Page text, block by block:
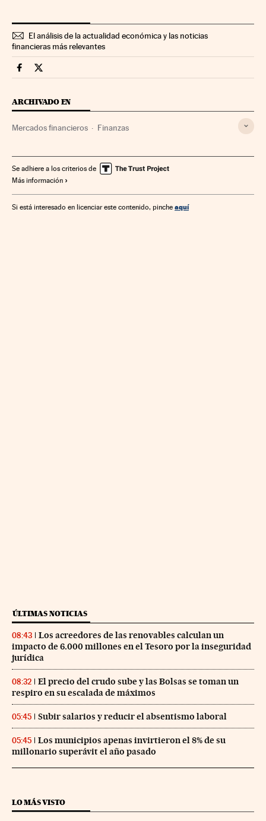
El análisis de la actualidad económica y las noticias
financieras más relevantes
Mercados Financieros Cinco Días en Facebook
Mercados Financieros Cinco Días en Twitter
ARCHIVADO EN
Mercados financieros Finanzas
Se adhiere a los criterios de
Más información
Si está interesado en licenciar este contenido, pinche aquí
ÚLTIMAS NOTICIAS
08:43
Los acreedores de las renovables calculan un
impacto de 6.000 millones en el Tesoro por la inseguridad
jurídica
08:32
El precio del crudo sube y las Bolsas se toman un
respiro en su escalada de máximos
05:45 Subir salarios y reducir el absentismo laboral
05:45
Los municipios apenas invirtieron el 8% de su
millonario superávit el año pasado
LO MÁS VISTO